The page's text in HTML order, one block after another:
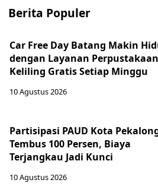
Berita Populer
Car Free Day Batang Makin
dengan Layanan Perpustakaan
Keliling Gratis Setiap Minggu
10 Agustus 2026
Partisipasi PAUD Kota
Tembus 100 Persen, Biaya
Terjangkau Jadi Kunci
10 Agustus 2026